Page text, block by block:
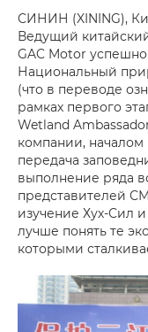
СИНИН (XINING),
Ведущий
GAC Motor
Национальный
(что в переводе
рамках первого
Wetland
компании, началом
передача
выполнение ряда
представителей
изучение Хух-Сил
лучше понять те
которыми